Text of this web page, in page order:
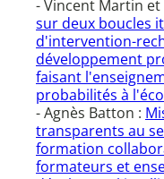
- Vincent Martin
sur deux boucles
d'intervention-
développement
faisant
probabilités à
- Agnès Batton :
transparents au
formation
formateurs et